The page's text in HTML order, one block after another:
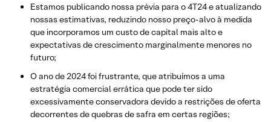
Estamos publicando nossa prévia para o 4T24 e atualizando
nossas estimativas, reduzindo nosso preço-alvo à medida
que incorporamos um custo de capital mais alto e
expectativas de crescimento marginalmente menores no
futuro;
O ano de 2024 foi frustrante, que atribuímos a uma
estratégia comercial errática que pode ter sido
excessivamente conservadora devido a restrições de oferta
decorrentes de quebras de safra em certas regiões;